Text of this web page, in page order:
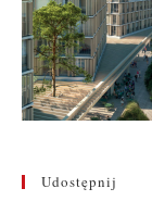
Udostępnij